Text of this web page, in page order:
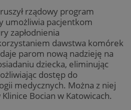
rządowy program
umożliwia pacjentkom
zapłodnienia
dawstwa komórek
parom nową nadzieję na
dziecka, eliminując
dostęp do
medycznych. Można z niej
Bocian w Katowicach.